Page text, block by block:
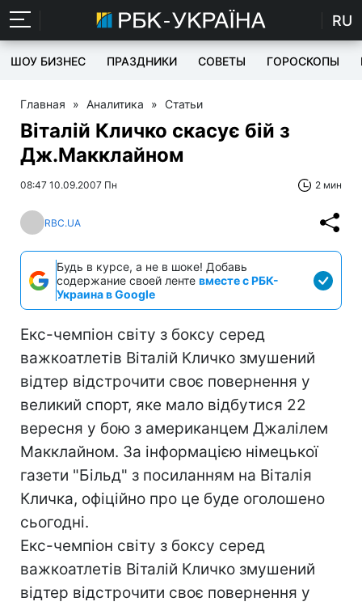
RU
ШОУ БИЗНЕС ПРАЗДНИКИ СОВЕТЫ ГОРОСКОПЫ
Главная » Аналитика » Статьи
Віталій Кличко скасує бій з
Дж.Макклайном
08:47 10.09.2007 Пн 2 мин
RBC.UA
Будь в курсе, а не в шоке! Добавь
содержание своей ленте вместе с РБК-
Украина в Google
Екс-чемпіон світу з боксу серед
важкоатлетів Віталій Кличко змушений
відтер відстрочити своє повернення у
великий спорт, яке мало відбутися 22
вересня у бою з американцем Джалілем
Макклайном. За інформацією німецької
газети "Більд" з посиланням на Віталія
Кличка, офіційно про це буде оголошено
сьогодні.
Екс-чемпіон світу з боксу серед
важкоатлетів Віталій Кличко змушений
відтер відстрочити своє повернення у